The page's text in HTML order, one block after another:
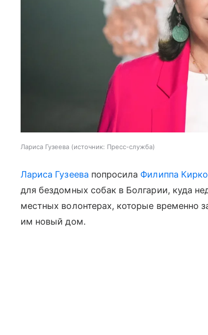
Лариса Гузеева источник: Пресс-служба
Лариса Гузеева попросила Филиппа
для бездомных собак в Болгарии, куда
местных волонтерах, которые временно
им новый дом.